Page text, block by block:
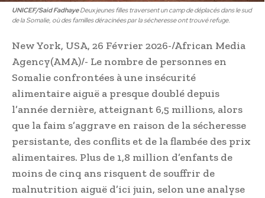
UNICEF/Said Fadhaye Deux jeunes filles traversent un camp de déplacés dans le sud
de la Somalie, où des familles déracinées par la sécheresse ont trouvé refuge.
New York, USA, 26 Février 2026-/African Media
Agency(AMA)/- Le nombre de personnes en
Somalie confrontées à une insécurité
alimentaire aiguë a presque doublé depuis
l’année dernière, atteignant 6,5 millions, alors
que la faim s’aggrave en raison de la sécheresse
persistante, des conflits et de la flambée des prix
alimentaires. Plus de 1,8 million d’enfants de
moins de cinq ans risquent de souffrir de
malnutrition aiguë d’ici juin, selon une analyse